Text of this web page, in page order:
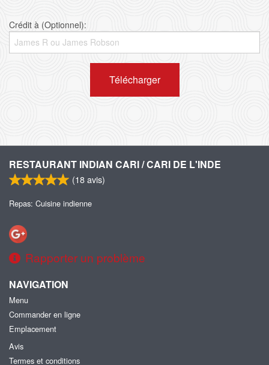
Crédit à (Optionnel):
Télécharger
RESTAURANT INDIAN CARI / CARI DE L'INDE
(18avis)
Repas: Cuisine indienne
Rapporter un problème
NAVIGATION
Menu
Commander en ligne
Emplacement
Avis
Termes et conditions